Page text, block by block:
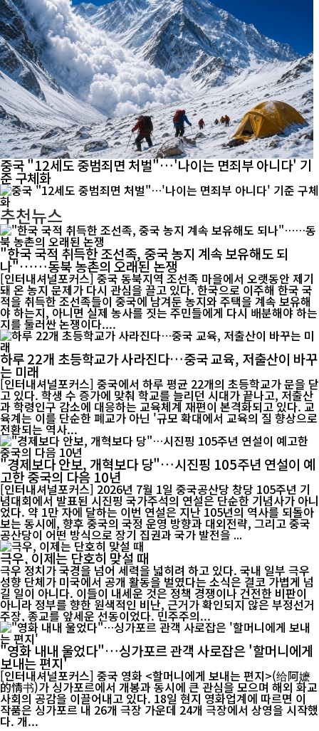
중국 "12세도 중범죄면 처벌"…'나이는 면죄부 아니다' 기
준 구체화
추천뉴스
"한국 국적 취득한 조선족, 중국 농지 계속 보유해도 되
나"……동북 농촌의 오래된 논쟁
[인터내셔널포커스] 중국 동북지역 조선족 마을에서 오랫동안 제기
돼 온 농지 문제가 다시 관심을 끌고 있다. 한국으로 이주해 한국 국
적을 취득한 조선족들이 중국에 남겨둔 농지와 주택을 계속 보유해
야 하는지, 아니면 실제 농사를 짓는 주민들에게 다시 배분해야 하는
지를 둘러싼 논쟁이다....
하루 22개 초등학교가 사라진다…중국 교육, 저출산이 바꾸
는 미래
[인터내셔널포커스] 중국에서 하루 평균 22개의 초등학교가 문을 닫
고 있다. 학생 수 증가에 맞춰 학교를 늘리던 시대가 끝나고, 저출산
과 학령인구 감소에 대응하는 교육체계 재편이 본격화되고 있다. 교
육계는 이를 단순한 폐교가 아닌 '규모 확대에서 교육의 질 향상으로
전환되는 역사...
"경제보다 안보, 개혁보다 당"…시진핑 105주년 연설이 예
고한 중국의 다음 10년
[인터내셔널포커스] 2026년 7월 1일 중국공산당 창당 105주년 기
념대회에서 발표된 시진핑 국가주석의 연설은 단순한 기념사가 아니
었다. 약 1만 자에 달하는 이번 연설은 지난 105년의 역사를 되돌아
보는 동시에, 향후 중국의 국정 운영 방향과 대외전략, 그리고 중국
공산당이 어떤 방식으로 장기 집권과 국가 발전을 ...
극우, 이제는 단호히 맞설 때
극우 정치가 국경을 넘어 세력을 넓히려 하고 있다. 국내 일부 극우
성향 단체가 미국에서 공개 활동을 벌였다는 소식은 결코 가볍게 넘
길 일이 아니다. 이들이 내세운 것은 정책 경쟁이나 건전한 비판이
아니라 정부를 향한 원색적인 비난, 근거가 확인되지 않은 부정선거
주장, 종교를 앞세운 선동이었다. 민주주의...
"영화 내내 울었다"…싱가포르 관객 사로잡은 '할머니에게
보내는 편지'
[인터내셔널포커스] 중국 영화 <할머니에게 보내는 편지>(给阿嬷
的情书)가 싱가포르에서 개봉과 동시에 큰 관심을 모으며 해외 화교
사회의 공감을 이끌어내고 있다. 18일 현지 영화업계에 따르면 이
작품은 싱가포르 내 26개 극장 가운데 24개 극장에서 상영을 시작했
다. 개...